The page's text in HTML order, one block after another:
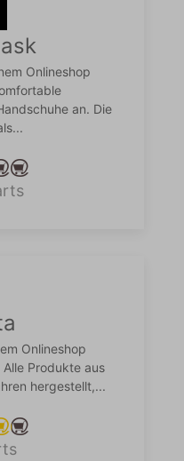
Onlineshop
an. Die
Onlineshop
Produkte aus
hergestellt,...